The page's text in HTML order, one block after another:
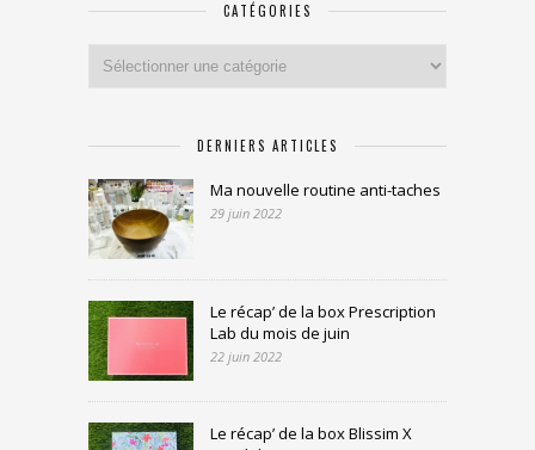
CATÉGORIES
DERNIERS ARTICLES
Ma nouvelle routine anti-taches
29 juin 2022
Le récap’ de la box Prescription
Lab du mois de juin
22 juin 2022
Le récap’ de la box Blissim X